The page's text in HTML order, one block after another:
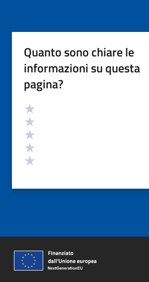
Quanto sono chiare le
informazioni su questa
pagina?
Valutazione